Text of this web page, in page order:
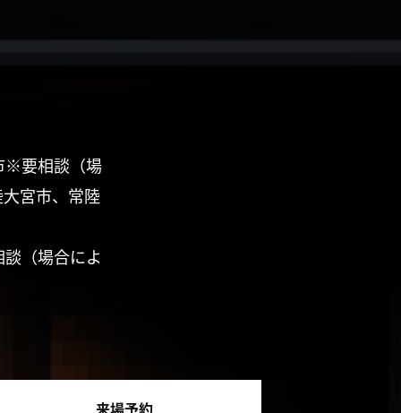
※要相談（場
宮市、常陸
（場合によ
来場予約